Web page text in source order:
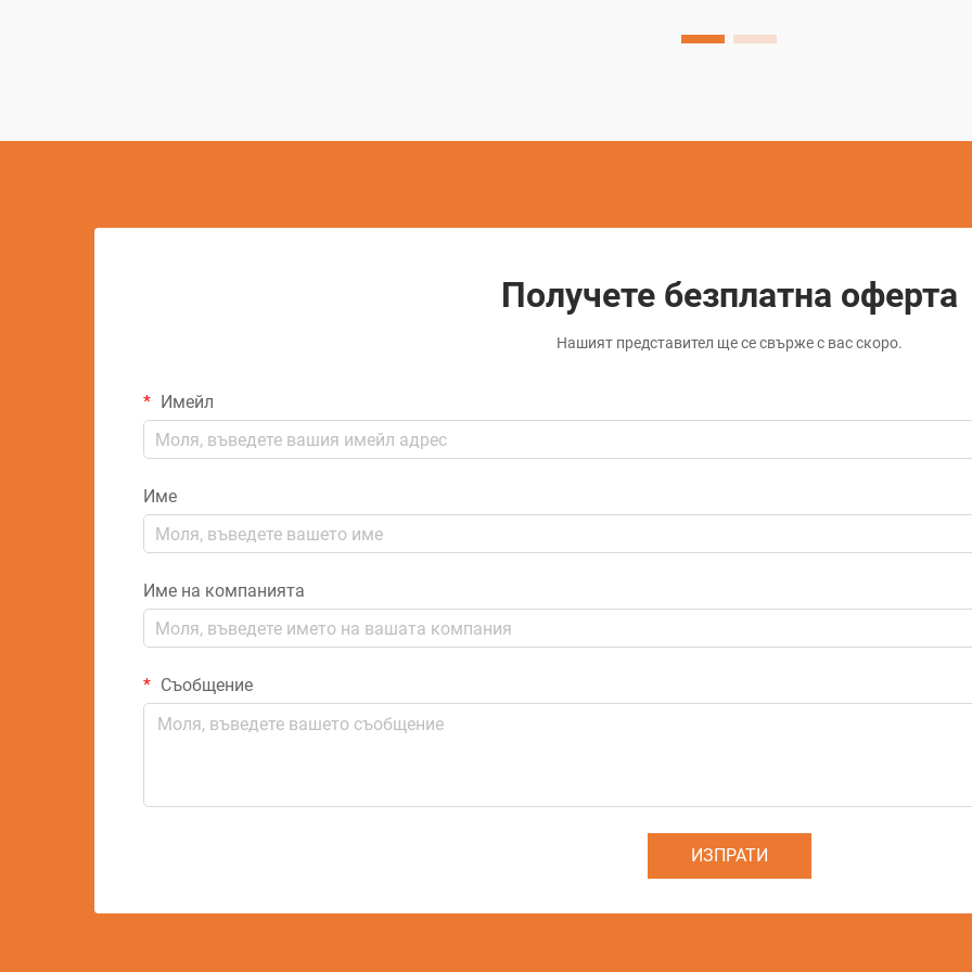
Получете безплатна оферта
Нашият представител ще се свърже с вас скоро.
Имейл
Име
Име на компанията
Съобщение
ИЗПРАТИ